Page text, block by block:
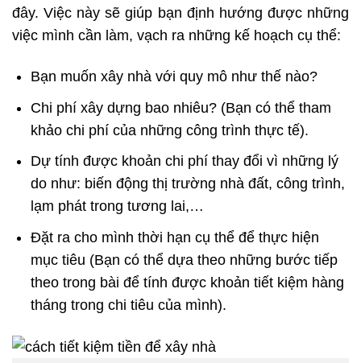
đây. Việc này sẽ giúp bạn định hướng được những
việc mình cần làm, vạch ra những kế hoạch cụ thể:
Bạn muốn xây nhà với quy mô như thế nào?
Chi phí xây dựng bao nhiêu? (Bạn có thể tham
khảo chi phí của những công trình thực tế).
Dự tính được khoản chi phí thay đổi vì những lý
do như: biến động thị trường nhà đất, công trình,
lạm phát trong tương lai,…
Đặt ra cho mình thời hạn cụ thể để thực hiện
mục tiêu (Bạn có thể dựa theo những bước tiếp
theo trong bài để tính được khoản tiết kiệm hàng
tháng trong chi tiêu của mình).